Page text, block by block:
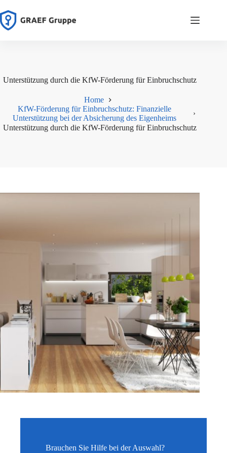
Inhalt
springen
Unterstützung durch die KfW-Förderung für Einbruchschutz
Home
KfW-Förderung für Einbruchschutz: Finanzielle
Unterstützung bei der Absicherung des Eigenheims
Unterstützung durch die KfW-Förderung für Einbruchschutz
Brauchen Sie Hilfe bei der Auswahl?